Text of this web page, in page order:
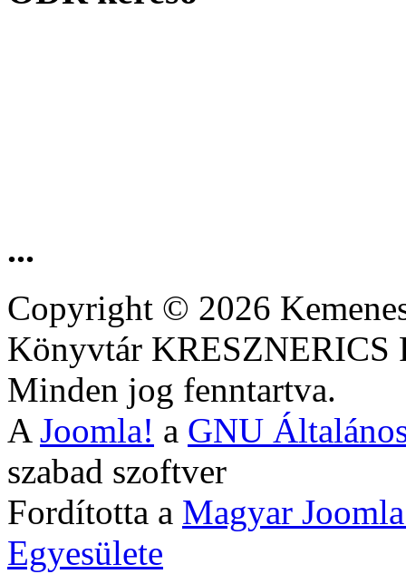
...
Copyright © 2026
Könyvtár
Minden jog fenntartva.
A Joomla! a GNU
szabad szoftver
Fordította a Magyar
Egyesülete